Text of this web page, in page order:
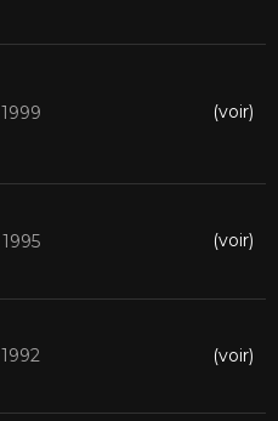
1999 (voir)
1995 (voir)
1992 (voir)